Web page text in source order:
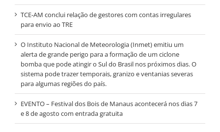
TCE-AM conclui relação de gestores com contas irregulares
para envio ao TRE
O Instituto Nacional de Meteorologia (Inmet) emitiu um
alerta de grande perigo para a formação de um ciclone
bomba que pode atingir o Sul do Brasil nos próximos dias. O
sistema pode trazer temporais, granizo e ventanias severas
para algumas regiões do país.
EVENTO – Festival dos Bois de Manaus acontecerá nos dias 7
e 8 de agosto com entrada gratuita